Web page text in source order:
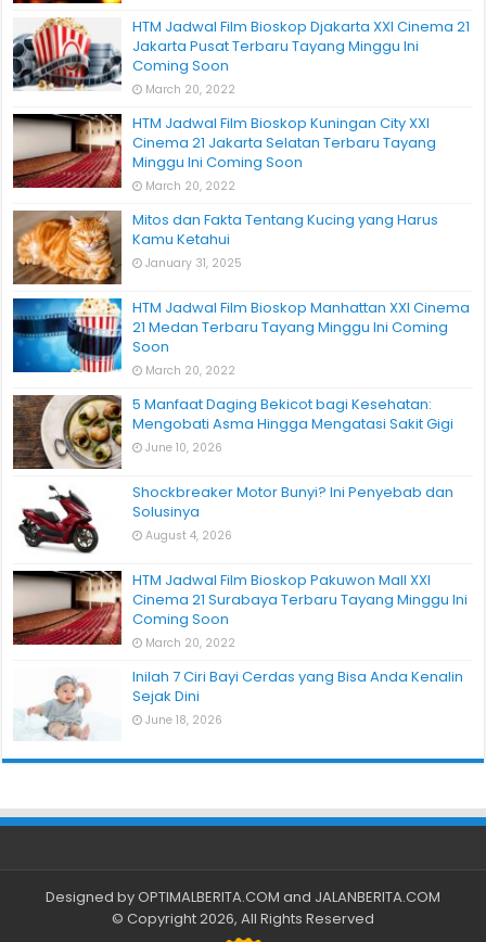
HTM Jadwal Film Bioskop Djakarta XXI Cinema 21
Jakarta Pusat Terbaru Tayang Minggu Ini
Coming Soon
March 20, 2022
HTM Jadwal Film Bioskop Kuningan City XXI
Cinema 21 Jakarta Selatan Terbaru Tayang
Minggu Ini Coming Soon
March 20, 2022
Mitos dan Fakta Tentang Kucing yang Harus
Kamu Ketahui
January 31, 2025
HTM Jadwal Film Bioskop Manhattan XXI Cinema
21 Medan Terbaru Tayang Minggu Ini Coming
Soon
March 20, 2022
5 Manfaat Daging Bekicot bagi Kesehatan:
Mengobati Asma Hingga Mengatasi Sakit Gigi
June 10, 2026
Shockbreaker Motor Bunyi? Ini Penyebab dan
Solusinya
August 4, 2026
HTM Jadwal Film Bioskop Pakuwon Mall XXI
Cinema 21 Surabaya Terbaru Tayang Minggu Ini
Coming Soon
March 20, 2022
Inilah 7 Ciri Bayi Cerdas yang Bisa Anda Kenalin
Sejak Dini
June 18, 2026
Designed byOPTIMALBERITA.COM and JALANBERITA.COM
© Copyright 2026, All Rights Reserved